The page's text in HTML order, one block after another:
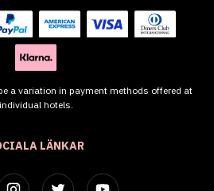
LÄNKAR
a variation in payment methods offered at
individual hotels.